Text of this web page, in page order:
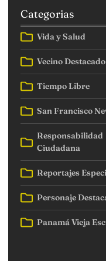
Categorias
Vida y Salud
Vecino Destacado
Tiempo Libre
San Francisco
Responsabilidad
Ciudadana
Reportajes
Personaje
Panamá Vieja